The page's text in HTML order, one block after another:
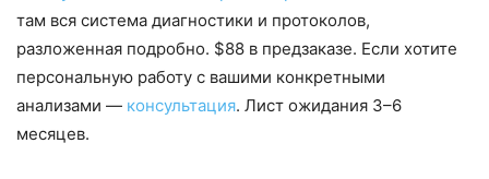
там вся система диагностики и протоколов,
разложенная подробно. $88 в предзаказе. Если хотите
персональную работу с вашими конкретными
анализами — консультация. Лист ожидания 3–6
месяцев.